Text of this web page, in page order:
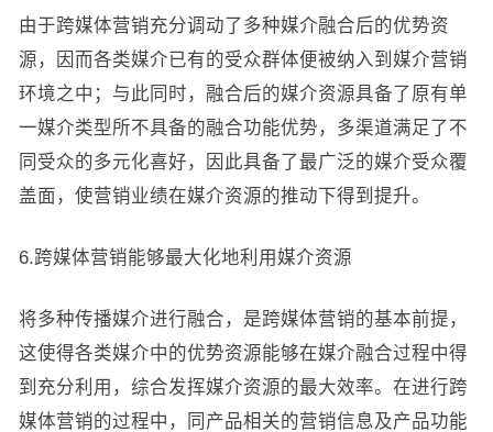
由于跨媒体营销充分调动了多种媒介融合后的优势资
源，因而各类媒介已有的受众群体便被纳入到媒介营销
环境之中；与此同时，融合后的媒介资源具备了原有单
一媒介类型所不具备的融合功能优势，多渠道满足了不
同受众的多元化喜好，因此具备了最广泛的媒介受众覆
盖面，使营销业绩在媒介资源的推动下得到提升。
6.跨媒体营销能够最大化地利用媒介资源
将多种传播媒介进行融合，是跨媒体营销的基本前提，
这使得各类媒介中的优势资源能够在媒介融合过程中得
到充分利用，综合发挥媒介资源的最大效率。在进行跨
媒体营销的过程中，同产品相关的营销信息及产品功能